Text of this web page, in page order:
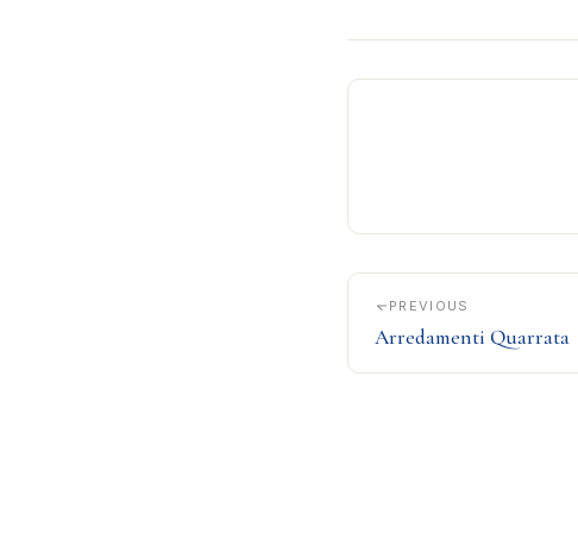
PREVIOUS
Arredamenti Quarrata